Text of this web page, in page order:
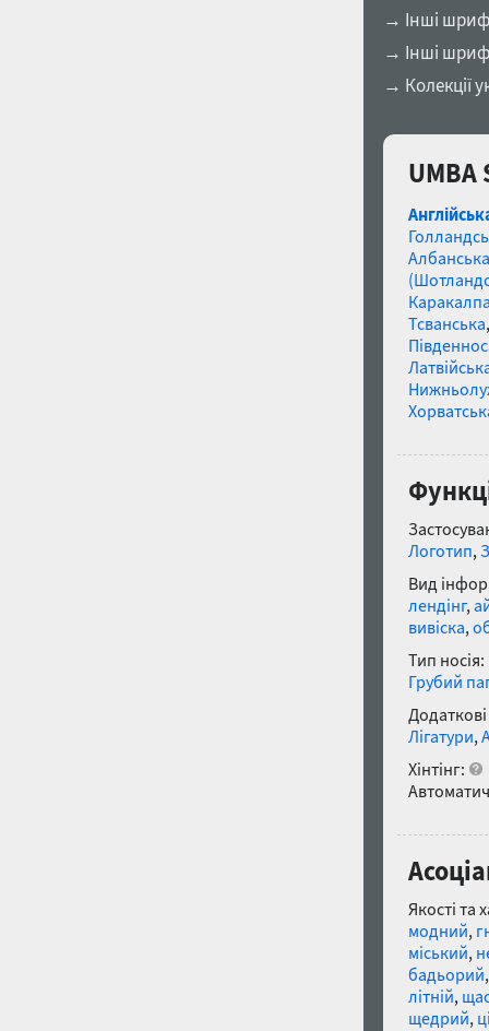
→ Інші
→ Інші
→ Колекції
UMBA
Албанська
Тсванська
Логотип,
Вид
лендінг,
вивіска,
Тип носія:
Грубий
Лігатури,
Хінтінг:
Якості та
модний,
міський,
бадьорий
літній,
щедрий,